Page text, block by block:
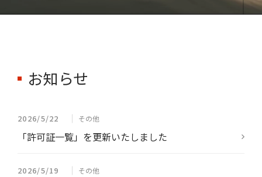
お知らせ
2026/5/22 その他
「許可証一覧」を更新いたしました
2026/5/19 その他